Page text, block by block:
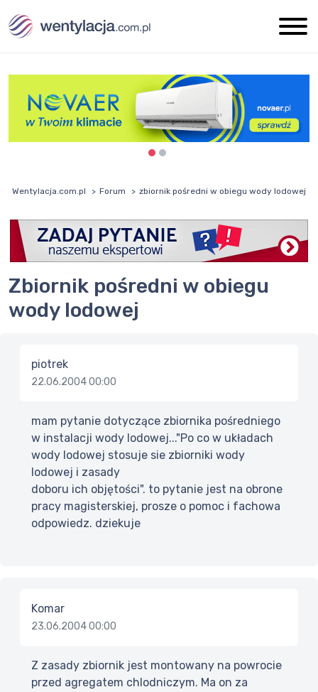
Wentylacja.com.pl Forum zbiornik pośredni w obiegu wody lodowej
zbiornik pośredni w obiegu
wody lodowej
piotrek
22.06.2004 00:00
mam pytanie dotyczące zbiornika pośredniego
w instalacji wody lodowej..."Po co w układach
wody lodowej stosuje sie zbiorniki wody
lodowej i zasady
doboru ich objętości". to pytanie jest na obrone
pracy magisterskiej, prosze o pomoc i fachowa
odpowiedz. dziekuje
Komar
23.06.2004 00:00
Z zasady zbiornik jest montowany na powrocie
przed agregatem chlodniczym. Ma on za